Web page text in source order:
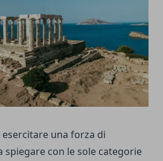
una forza di
con le sole categorie